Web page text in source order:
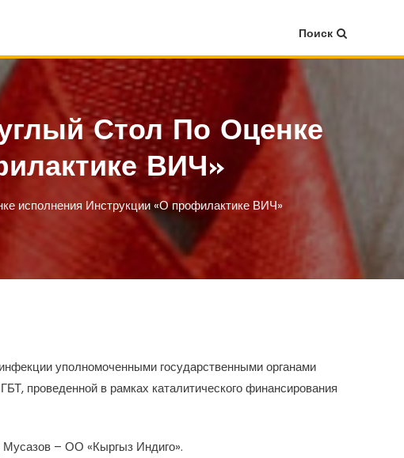
Поиск
Стол По Оценке
ВИЧ»
исполнения Инструкции «О профилактике ВИЧ»
уполномоченными государственными органами
проведенной в рамках каталитического финансирования
– ОО «Кыргыз Индиго».